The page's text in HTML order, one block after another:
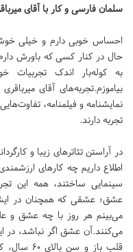
سلمان فارسی و کار با آقای
احساس خوبی دارم و خیلی
حال در کنار کسی که باورش
به کوله‌بار اندک تجربیات
بیاموزم.تجربه‌های آقای
نمایشنامه و فیلمنامه،
تجربه دارند.
در آراستن تئاترهای زیبا و
اطلاع داریم چه کارهای
سینمایی ساختند، همه این‌
عشق؛ عشقی که همچنان در
می‌بینم هر روز با چه عشق و
می‌کنند.آن عشق اگر نباشد، در
قلب باز